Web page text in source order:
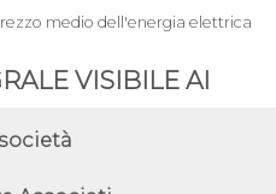
medio dell'energia elettrica
VISIBILE AI